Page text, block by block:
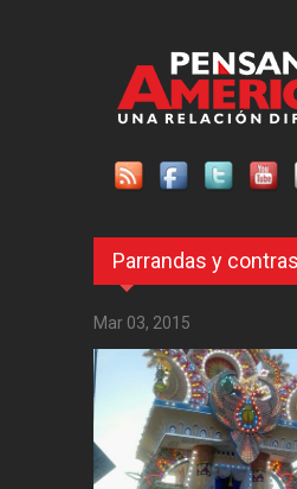
Parrandas y
Mar 03, 2015